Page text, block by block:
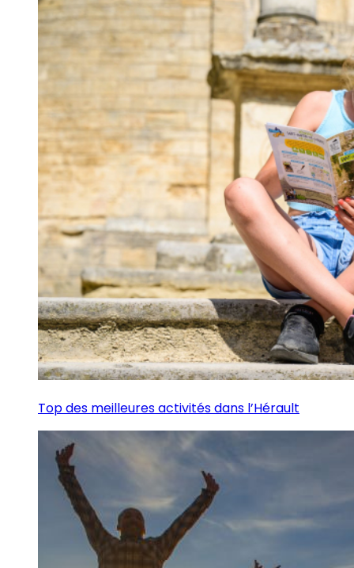
Top des meilleures activités dans l’Hérault